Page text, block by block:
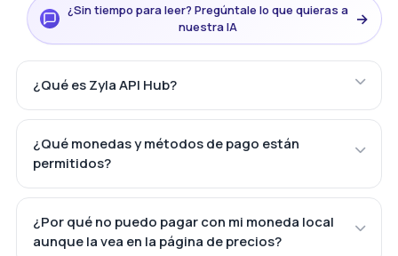
¿Sin tiempo para leer? Pregúntale lo que quieras a
nuestra IA
→
¿Qué es Zyla API Hub?
¿Qué monedas y métodos de pago están
permitidos?
¿Por qué no puedo pagar con mi moneda local
aunque la vea en la página de precios?